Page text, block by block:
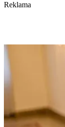
Reklama